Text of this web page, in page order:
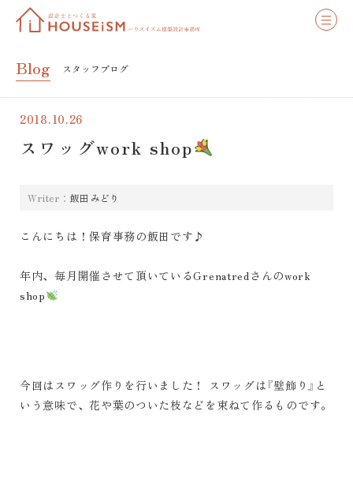
Blog スタッフブログ
2018.10.26
スワッグwork shop
Writer： 飯田 みどり
こんにちは！保育事務の飯田です♪
年内、毎月開催させて頂いているGrenatredさんのwork
shop
今回はスワッグ作りを行いました！ スワッグは『壁飾り』と
いう意味で、花や葉のついた枝などを束ねて作るものです。